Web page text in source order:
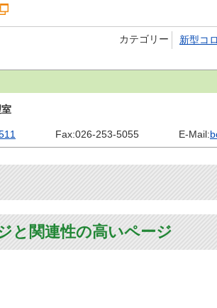
カテゴリー 新型コ
Fax:026-253-5055 E-Mail:
と関連性の高いページ